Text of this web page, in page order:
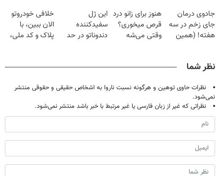
میلیون تومان!!!
(40%off)
خانگی
میلیون !
جادوی درمان
جای زخم در سه
هفته! (همین
هنوز برای زانو درد
قرص میخوری؟
وقتی می‌شه
این ژل
سفیدکننده
دندوناتو در حد
(40%تخفیف)
خلافی خودروتو
الان ببین، با
پلاک و کد ملی،
نظر شما
نظرات حاوی توهین و هرگونه نسبت ناروا به اشخاص حقیقی و حقوقی منتشر
نمی‌شود.
نظراتی که غیر از زبان فارسی یا غیر مرتبط با خبر باشد منتشر نمی‌شود.